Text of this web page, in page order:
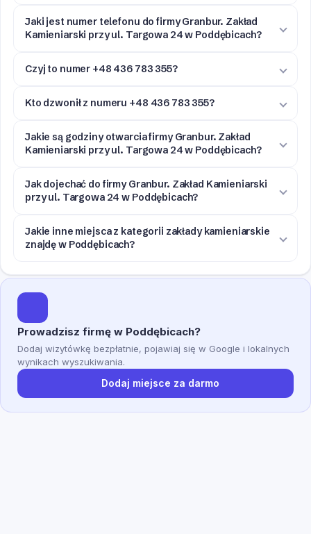
Jaki jest numer telefonu do firmy Granbur. Zakład
Kamieniarski przy ul. Targowa 24 w Poddębicach?
Czyj to numer +48 436 783 355?
Kto dzwonił z numeru +48 436 783 355?
Jakie są godziny otwarcia firmy Granbur. Zakład
Kamieniarski przy ul. Targowa 24 w Poddębicach?
Jak dojechać do firmy Granbur. Zakład Kamieniarski
przy ul. Targowa 24 w Poddębicach?
Jakie inne miejsca z kategorii zakłady kamieniarskie
znajdę w Poddębicach?
Prowadzisz firmę w Poddębicach?
Dodaj wizytówkę bezpłatnie, pojawiaj się w Google i lokalnych
wynikach wyszukiwania.
Dodaj miejsce za darmo